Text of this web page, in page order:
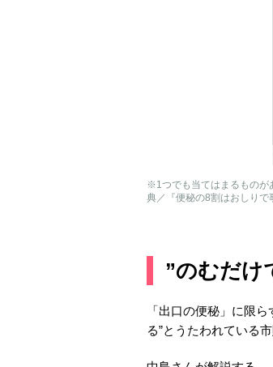
※1つでも当てはまるものが
典／『便秘の8割はおしりで
”のむだけ
「出口の便秘」に限
る”とうたわれている